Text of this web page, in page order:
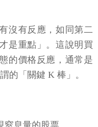
沒有反應，如同第二
是重點」。這說明買
的價格反應，通常是
的「關鍵 K 棒」。
窒息量的股票